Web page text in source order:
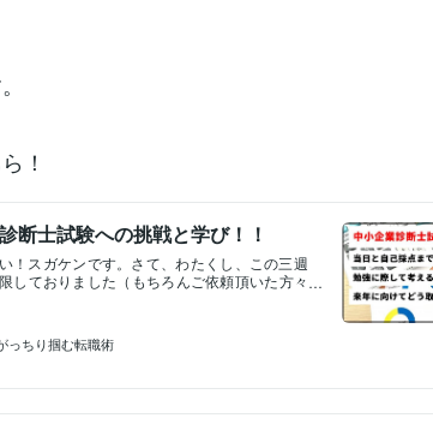
！
断士試験への挑戦と学び！！
！スガケンです。さて、わたくし、この三週
しておりました（もちろんご依頼頂いた方々
受験があります。実は去年も受験していたの
の結果、来年の受験もほぼ確定したので三回
いえ、一年目は経営と法務、二年目は経済と
取ったので、成長はしていると思います！来
年は命がけです、、、今回は情報システムと
っちり掴む転職術